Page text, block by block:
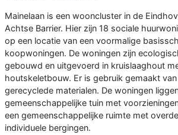
Mainelaan is een wooncluster in de
Achtse Barrier. Hier zijn 18 sociale
op een locatie van een voormalige
koopwoningen. De woningen zijn
gebouwd en uitgevoerd in kruislaaghout
houtskeletbouw. Er is gebruik gemaakt
gerecyclede materialen. De woningen
gemeenschappelijke tuin met
een gemeenschappelijke ruimte met
individuele bergingen.